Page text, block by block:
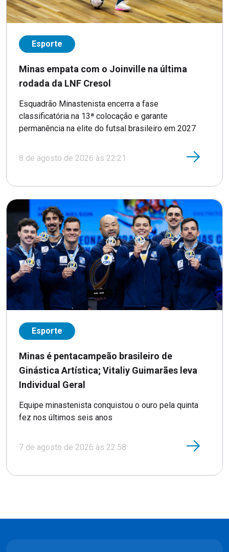
Esporte
Minas empata com o Joinville na última
rodada da LNF Cresol
Esquadrão Minastenista encerra a fase
classificatória na 13ª colocação e garante
permanência na elite do futsal brasileiro em 2027
8 de agosto de 2026 às 22:21
Esporte
Minas é pentacampeão brasileiro de
Ginástica Artística; Vitaliy Guimarães leva
Individual Geral
Equipe minastenista conquistou o ouro pela quinta
fez nos últimos seis anos
7 de agosto de 2026 às 22:58